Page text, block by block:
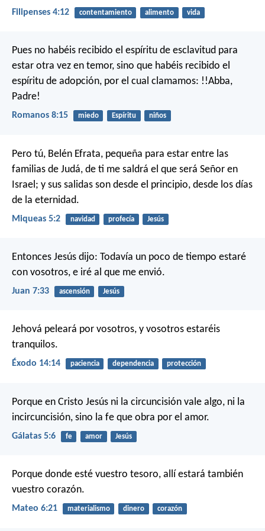
Filipenses 4:12 contentamiento alimento vida
Pues no habéis recibido el espíritu de esclavitud para
estar otra vez en temor, sino que habéis recibido el
espíritu de adopción, por el cual clamamos: !!Abba,
Padre!
Romanos 8:15 miedo Espíritu niños
Pero tú, Belén Efrata, pequeña para estar entre las
familias de Judá, de ti me saldrá el que será Señor en
Israel; y sus salidas son desde el principio, desde los días
de la eternidad.
Miqueas 5:2 navidad profecía Jesús
Entonces Jesús dijo: Todavía un poco de tiempo estaré
con vosotros, e iré al que me envió.
Juan 7:33 ascensión Jesús
Jehová peleará por vosotros, y vosotros estaréis
tranquilos.
Éxodo 14:14 paciencia dependencia protección
Porque en Cristo Jesús ni la circuncisión vale algo, ni la
incircuncisión, sino la fe que obra por el amor.
Gálatas 5:6 fe amor Jesús
Porque donde esté vuestro tesoro, allí estará también
vuestro corazón.
Mateo 6:21 materialismo dinero corazón